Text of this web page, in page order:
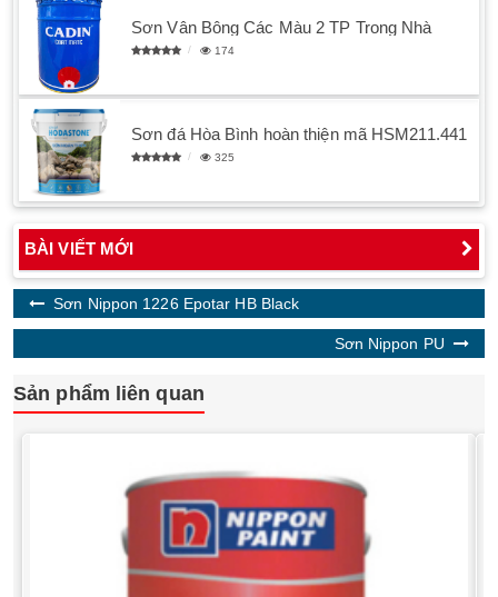
Sơn Vân Bông Các Màu 2 TP Trong Nhà
174
Sơn đá Hòa Bình hoàn thiện mã HSM211.441
325
BÀI VIẾT MỚI
Sơn Nippon 1226 Epotar HB Black
Sơn Nippon PU
Sản phẩm liên quan